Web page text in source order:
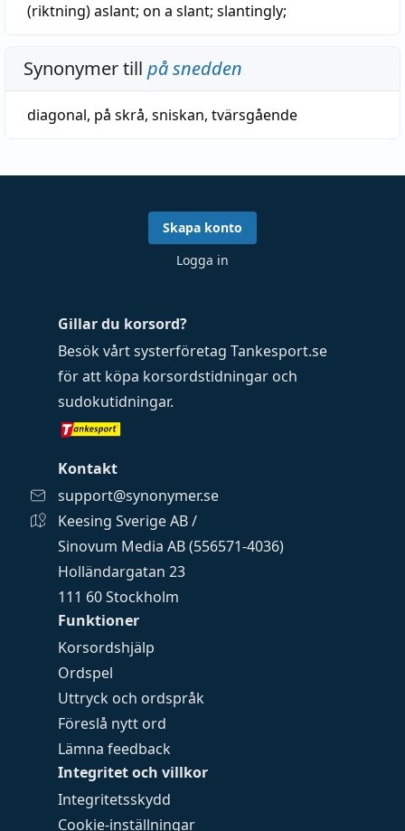
(riktning)aslant; on a slant; slantingly;
Synonymer till på snedden
diagonal, på skrå, sniskan, tvärsgående
Funktioner
Korsordshjälp
Ordspel
Uttryck och ordspråk
Föreslå nytt ord
Lämna feedback
Integritet och villkor
Integritetsskydd
Cookie-inställningar
Gillar du korsord?
Besök vårt systerföretag Tankesport.se
för att köpa korsordstidningar och
sudokutidningar.
Kontakt
support@synonymer.se
Keesing Sverige AB /
Sinovum Media AB (556571-4036)
Holländargatan 23
111 60 Stockholm
Skapa konto
Logga in